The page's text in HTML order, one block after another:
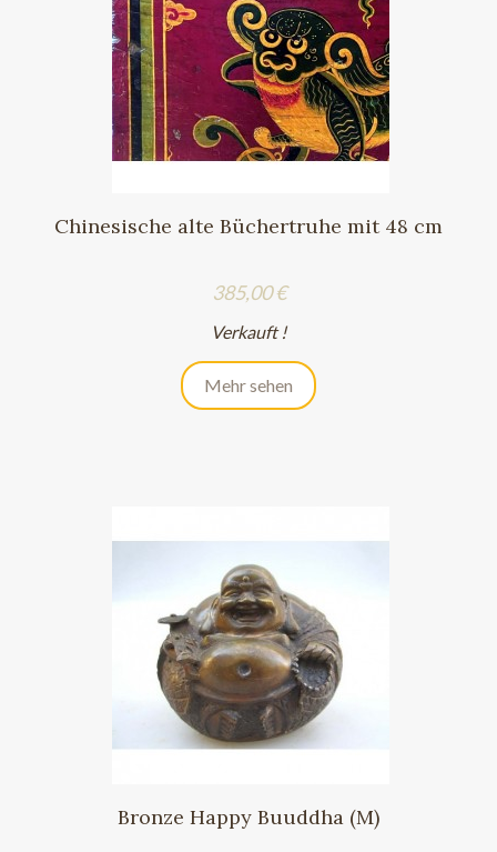
Chinesische alte Büchertruhe mit 48 cm
Preis
385,00 €
Verkauft !
Mehr sehen
Bronze Happy Buuddha (M)